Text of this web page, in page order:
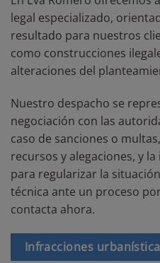
legal especializado,
resultado para nuestros
como construcciones
alteraciones del
Nuestro despacho se
negociación con las
caso de sanciones o
recursos y alegaciones, y
para regularizar la
técnica ante un proceso
contacta ahora.
Infracciones